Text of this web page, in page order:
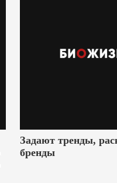
Задают тренды,
бренды